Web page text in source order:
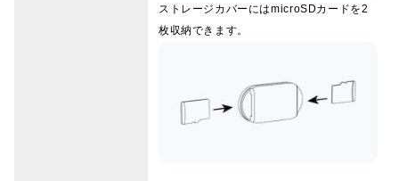
ストレージカバーにはmicroSDカードを2
枚収納できます。